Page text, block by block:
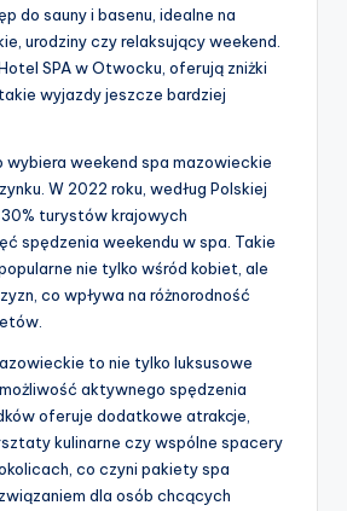
do sauny i basenu, idealne na
urodziny czy relaksujący weekend.
SPA w Otwocku, oferują zniżki
wyjazdy jeszcze bardziej
wybiera weekend spa mazowieckie
W 2022 roku, według Polskiej
turystów krajowych
spędzenia weekendu w spa. Takie
nie tylko wśród kobiet, ale
co wpływa na różnorodność
to nie tylko luksusowe
aktywnego spędzenia
oferuje dodatkowe atrakcje,
kulinarne czy wspólne spacery
co czyni pakiety spa
dla osób chcących